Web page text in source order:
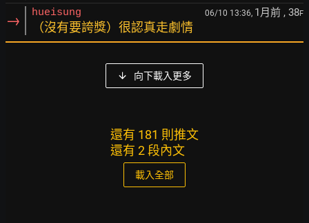
→ hueisung 06/10 13:36, 1月前 , 38F
（沒有要誇獎）很認真走劇情
向下載入更多
還有 181 則推文
還有 2 段內文
載入全部